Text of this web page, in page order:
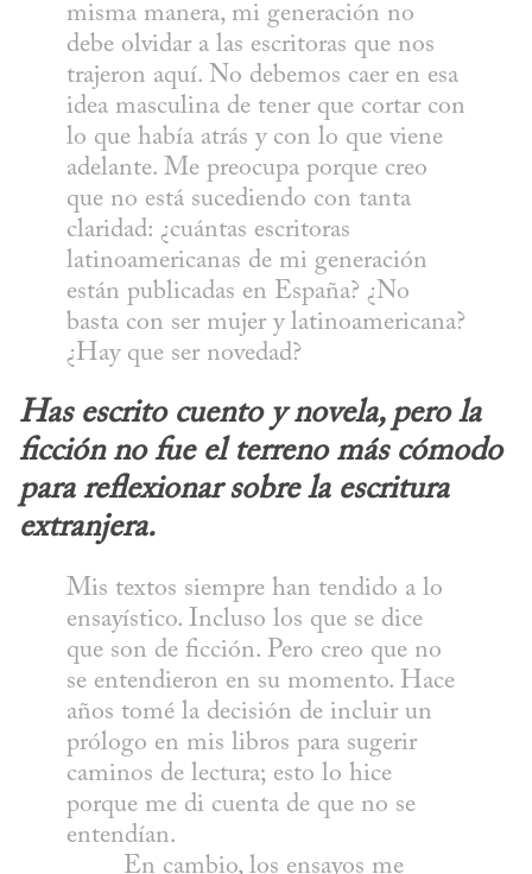
misma manera, mi generación no
debe olvidar a las escritoras que nos
trajeron aquí. No debemos caer en esa
idea masculina de tener que cortar con
lo que había atrás y con lo que viene
adelante. Me preocupa porque creo
que no está sucediendo con tanta
claridad: ¿cuántas escritoras
latinoamericanas de mi generación
están publicadas en España? ¿No
basta con ser mujer y latinoamericana?
¿Hay que ser novedad?
Has escrito cuento y novela, pero la
ficción no fue el terreno más cómodo
para reflexionar sobre la escritura
extranjera.
Mis textos siempre han tendido a lo
ensayístico. Incluso los que se dice
que son de ficción. Pero creo que no
se entendieron en su momento. Hace
años tomé la decisión de incluir un
prólogo en mis libros para sugerir
caminos de lectura; esto lo hice
porque me di cuenta de que no se
entendían.